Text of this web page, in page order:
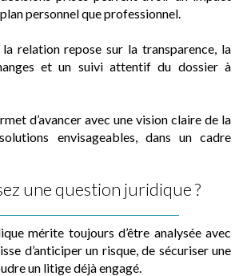
personnel que professionnel.
relation repose sur la transparence, la
et un suivi attentif du dossier à
d’avancer avec une vision claire de la
envisageables, dans un cadre
une question juridique ?
mérite toujours d’être analysée avec
d’anticiper un risque, de sécuriser une
un litige déjà engagé.